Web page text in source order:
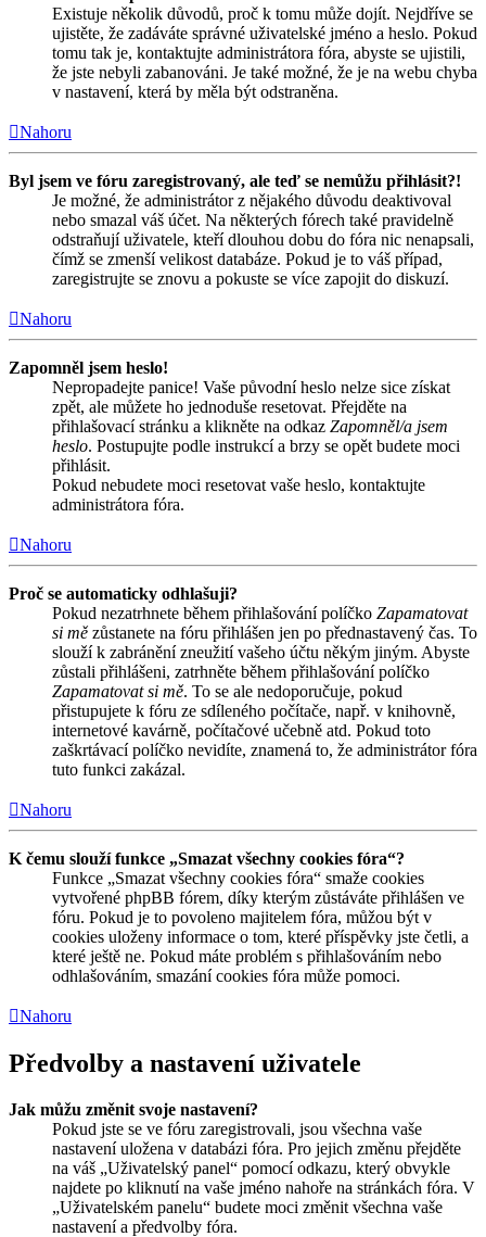
Existuje několik důvodů, proč k tomu může dojít. Nejdříve se
ujistěte, že zadáváte správné uživatelské jméno a heslo. Pokud
tomu tak je, kontaktujte administrátora fóra, abyste se ujistili,
že jste nebyli zabanováni. Je také možné, že je na webu chyba
v nastavení, která by měla být odstraněna.
Nahoru
Byl jsem ve fóru zaregistrovaný, ale teď se nemůžu přihlásit?!
Je možné, že administrátor z nějakého důvodu deaktivoval
nebo smazal váš účet. Na některých fórech také pravidelně
odstraňují uživatele, kteří dlouhou dobu do fóra nic nenapsali,
čímž se zmenší velikost databáze. Pokud je to váš případ,
zaregistrujte se znovu a pokuste se více zapojit do diskuzí.
Nahoru
Zapomněl jsem heslo!
Nepropadejte panice! Vaše původní heslo nelze sice získat
zpět, ale můžete ho jednoduše resetovat. Přejděte na
přihlašovací stránku a klikněte na odkaz Zapomněl/a jsem
heslo. Postupujte podle instrukcí a brzy se opět budete moci
přihlásit.
Pokud nebudete moci resetovat vaše heslo, kontaktujte
administrátora fóra.
Nahoru
Proč se automaticky odhlašuji?
Pokud nezatrhnete během přihlašování políčko Zapamatovat
si mě zůstanete na fóru přihlášen jen po přednastavený čas. To
slouží k zabránění zneužití vašeho účtu někým jiným. Abyste
zůstali přihlášeni, zatrhněte během přihlašování políčko
Zapamatovat si mě. To se ale nedoporučuje, pokud
přistupujete k fóru ze sdíleného počítače, např. v knihovně,
internetové kavárně, počítačové učebně atd. Pokud toto
zaškrtávací políčko nevidíte, znamená to, že administrátor fóra
tuto funkci zakázal.
Nahoru
K čemu slouží funkce „Smazat všechny cookies fóra“?
Funkce „Smazat všechny cookies fóra“ smaže cookies
vytvořené phpBB fórem, díky kterým zůstáváte přihlášen ve
fóru. Pokud je to povoleno majitelem fóra, můžou být v
cookies uloženy informace o tom, které příspěvky jste četli, a
které ještě ne. Pokud máte problém s přihlašováním nebo
odhlašováním, smazání cookies fóra může pomoci.
Nahoru
Předvolby a nastavení uživatele
Jak můžu změnit svoje nastavení?
Pokud jste se ve fóru zaregistrovali, jsou všechna vaše
nastavení uložena v databázi fóra. Pro jejich změnu přejděte
na váš „Uživatelský panel“ pomocí odkazu, který obvykle
najdete po kliknutí na vaše jméno nahoře na stránkách fóra. V
„Uživatelském panelu“ budete moci změnit všechna vaše
nastavení a předvolby fóra.